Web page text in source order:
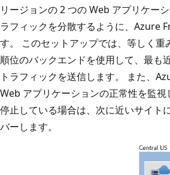
リージョンの 2 つの Web アプリケー
ラフィックを分散するように、Azure
す。 このセットアップでは、等しく重
順位のバックエンドを使用して、最も
トラフィックを送信します。 また、
Web アプリケーションの正常性を監
停止している場合は、次に近いサイト
バーします。